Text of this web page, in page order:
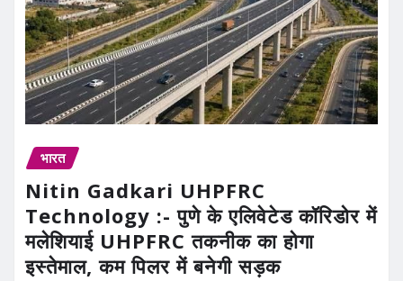
भारत
Nitin Gadkari UHPFRC
Technology :- पुणे के एलिवेटेड कॉरिडोर में
मलेशियाई UHPFRC तकनीक का होगा
इस्तेमाल, कम पिलर में बनेगी सड़क